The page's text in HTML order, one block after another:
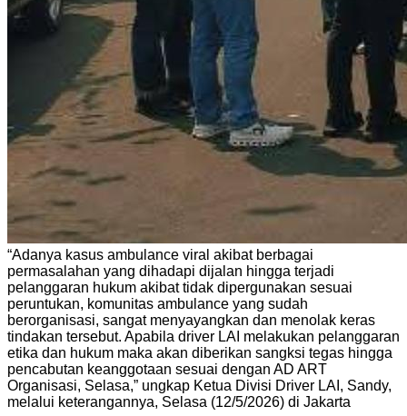
“Adanya kasus ambulance viral akibat berbagai
permasalahan yang dihadapi dijalan hingga terjadi
pelanggaran hukum akibat tidak dipergunakan sesuai
peruntukan, komunitas ambulance yang sudah
berorganisasi, sangat menyayangkan dan menolak keras
tindakan tersebut. Apabila driver LAI melakukan pelanggaran
etika dan hukum maka akan diberikan sangksi tegas hingga
pencabutan keanggotaan sesuai dengan AD ART
Organisasi, Selasa,” ungkap Ketua Divisi Driver LAI, Sandy,
melalui keterangannya, Selasa (12/5/2026) di Jakarta